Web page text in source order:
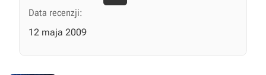
Data recenzji:
12 maja 2009